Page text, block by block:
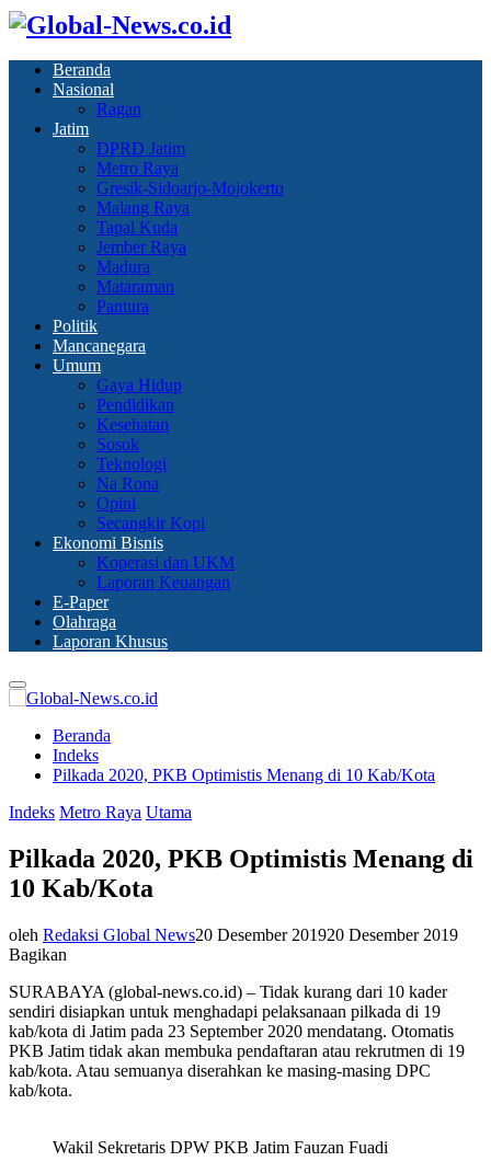
Beranda
Nasional
Ragan
Jatim
DPRD Jatim
Metro Raya
Gresik-Sidoarjo-Mojokerto
Malang Raya
Tapal Kuda
Jember Raya
Madura
Mataraman
Pantura
Politik
Mancanegara
Umum
Gaya Hidup
Pendidikan
Kesehatan
Sosok
Teknologi
Na Rona
Opini
Secangkir Kopi
Ekonomi Bisnis
Koperasi dan UKM
Laporan Keuangan
E-Paper
Olahraga
Laporan Khusus
Primary
Menu
Beranda
Indeks
Pilkada 2020, PKB Optimistis Menang di 10 Kab/Kota
Indeks Metro Raya Utama
Pilkada 2020, PKB Optimistis Menang di
10 Kab/Kota
oleh Redaksi Global News20 Desember 201920 Desember 2019
Bagikan
SURABAYA (global-news.co.id) – Tidak kurang dari 10 kader
sendiri disiapkan untuk menghadapi pelaksanaan pilkada di 19
kab/kota di Jatim pada 23 September 2020 mendatang. Otomatis
PKB Jatim tidak akan membuka pendaftaran atau rekrutmen di 19
kab/kota. Atau semuanya diserahkan ke masing-masing DPC
kab/kota.
Wakil Sekretaris DPW PKB Jatim Fauzan Fuadi